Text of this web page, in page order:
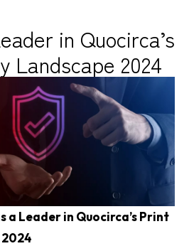
in Quocirca’s
Landscape 2024
a Leader in Quocirca’s Print